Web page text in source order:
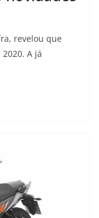
revelou que
A já